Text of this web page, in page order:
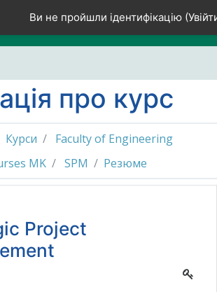
вмісту
Ви не пройшли ідентифікацію (
про курс
Курси
Faculty of Engineering
MK
SPM Резюме
Project